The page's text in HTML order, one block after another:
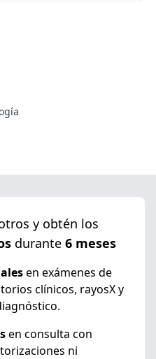
y obtén los
durante 6 meses
en exámenes de
clínicos, rayosX y
en consulta con
ni